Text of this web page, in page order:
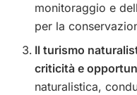
monitoraggio e
per la
Il turismo
criticità e
naturalistica,